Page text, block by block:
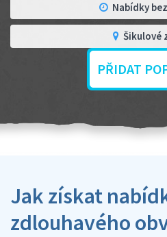
Nabídky
Šikulové
PŘIDAT
Jak získat
zdlouhavého